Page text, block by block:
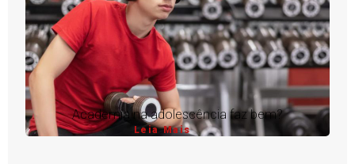
Academia na adolescência faz bem?
Leia Mais